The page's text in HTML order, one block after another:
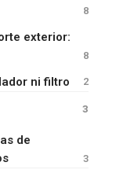
8
exterior:
8
ni filtro 2
3
de
3